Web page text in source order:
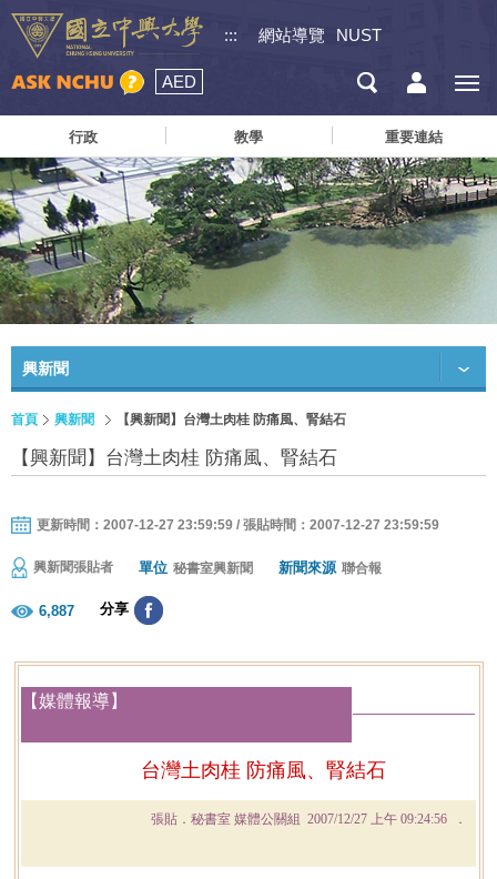
::: 網站導覽 NUST
AED
行政 教學 重要連結
興新聞
首頁 興新聞 【興新聞】台灣土肉桂 防痛風、腎結石
【興新聞】台灣土肉桂 防痛風、腎結石
更新時間：2007-12-27 23:59:59 / 張貼時間：2007-12-27 23:59:59
興新聞張貼者 單位 秘書室興新聞 新聞來源 聯合報
6,887 分享
【媒體報導】
台灣土肉桂 防痛風、腎結石
張貼．秘書室 媒體公關組 2007/12/27 上午 09:24:56 ．